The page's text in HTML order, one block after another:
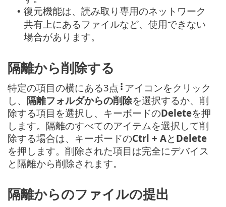
• 復元機能は、読み取り専用のネットワーク
共有上にあるファイルなど、使用できない
場合があります。
隔離から削除する
特定の項目の横にある3点
アイコンをクリック
し、 隔離フォルダからの削除を選択するか、削
除する項目を選択し、キーボードのDeleteを押
します。隔離のすべてのアイテムを選択して削
除する場合は、キーボードのCtrl + Aと Delete
を押します。削除された項目は完全にデバイス
と隔離から削除されます。
隔離からのファイルの提出